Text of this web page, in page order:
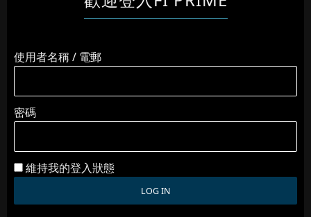
使用者名稱 / 電郵
密碼
維持我的登入狀態